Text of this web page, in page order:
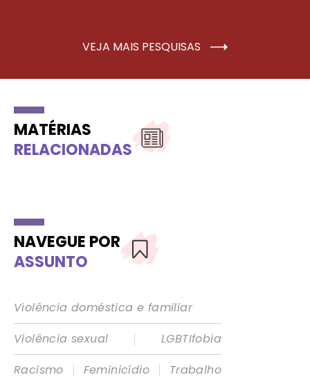
VEJA MAIS PESQUISAS
MATÉRIAS
RELACIONADAS
NAVEGUE POR
ASSUNTO
Violência doméstica e familiar
Violência sexual
|
LGBTIfobia
Racismo
| Feminicídio | Trabalho